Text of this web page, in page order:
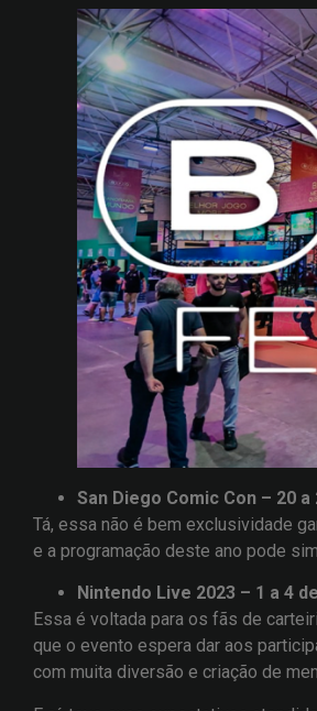
San Diego Comic Con – 20 a
Tá, essa não é bem exclusividade
e a programação deste ano pode
Nintendo Live 2023 – 1 a 4
Essa é voltada para os fãs de
que o evento espera dar aos
com muita diversão e criação de